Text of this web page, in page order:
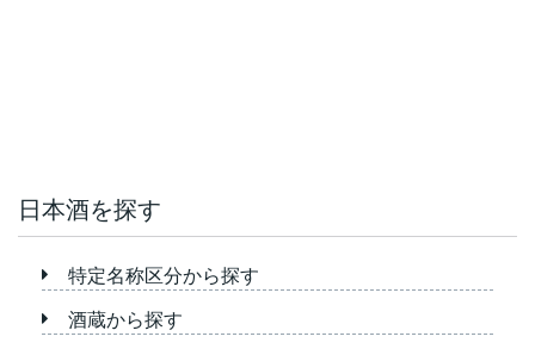
日本酒を探す
特定名称区分から探す
酒蔵から探す